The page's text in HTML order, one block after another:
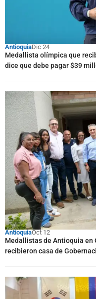
AntioquiaDic 24
Medallista olímpica que
dice que debe pagar $39
AntioquiaOct 12
Medallistas de Antioquia en
recibieron casa de